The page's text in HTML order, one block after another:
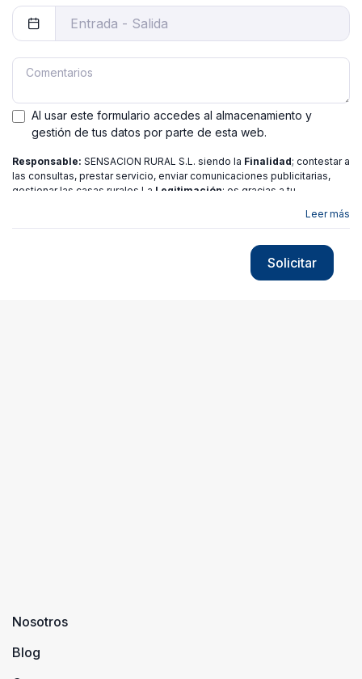
Al usar este formulario accedes al almacenamiento y
gestión de tus datos por parte de esta web.
Responsable: SENSACION RURAL S.L. siendo la Finalidad; contestar a
las consultas, prestar servicio, enviar comunicaciones publicitarias,
gestionar las casas rurales La Legitimación; es gracias a tu
de Acceso,
política de privacidad
Leer más
Solicitar
Nosotros
Blog